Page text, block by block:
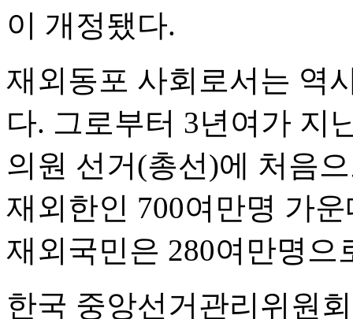
이 개정됐다.
재외동포 사회로서는 역
다. 그로부터 3년여가 지
의원 선거(총선)에 처음
재외한인 700여만명 가
재외국민은 280여만명으
한국 중앙선거관리위원